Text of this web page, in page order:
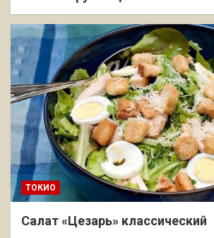
ТОКИО
Салат «Цезарь» классический